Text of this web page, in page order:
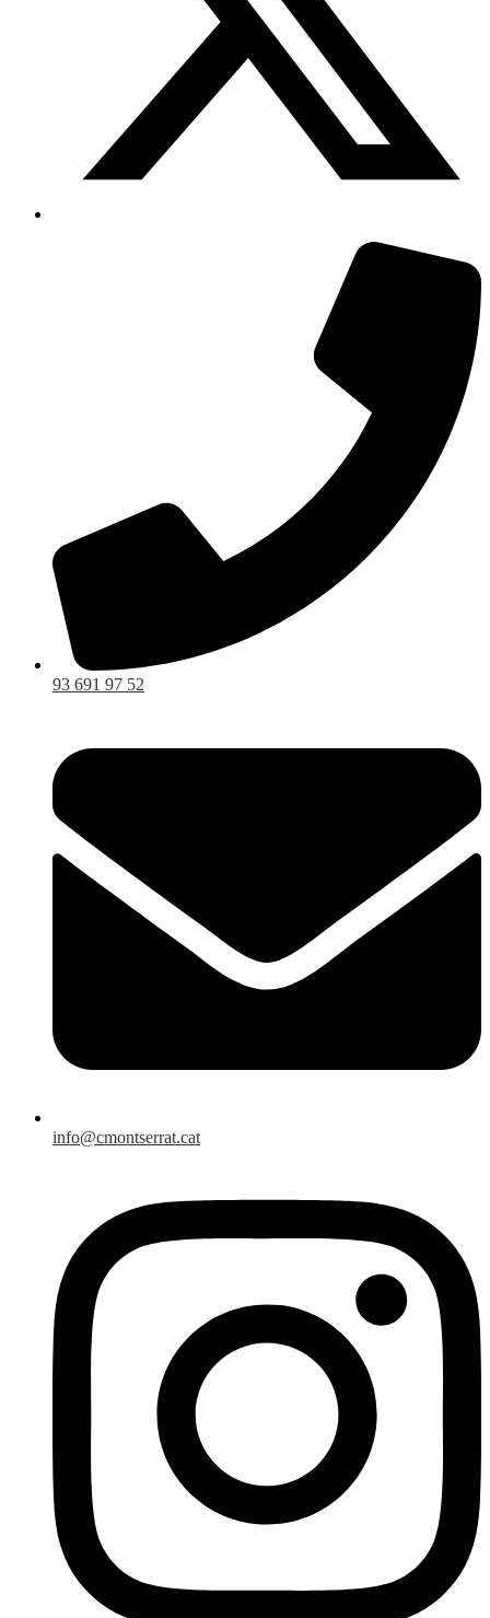
93 691 97 52
info@cmontserrat.cat